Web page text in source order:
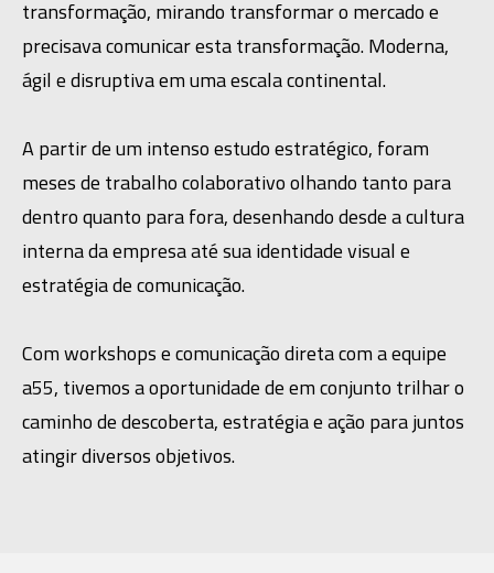
transformação, mirando transformar o mercado e
precisava comunicar esta transformação. Moderna,
ágil e disruptiva em uma escala continental.
A partir de um intenso estudo estratégico, foram
meses de trabalho colaborativo olhando tanto para
dentro quanto para fora, desenhando desde a cultura
interna da empresa até sua identidade visual e
estratégia de comunicação.
Com workshops e comunicação direta com a equipe
a55, tivemos a oportunidade de em conjunto trilhar o
caminho de descoberta, estratégia e ação para juntos
atingir diversos objetivos.